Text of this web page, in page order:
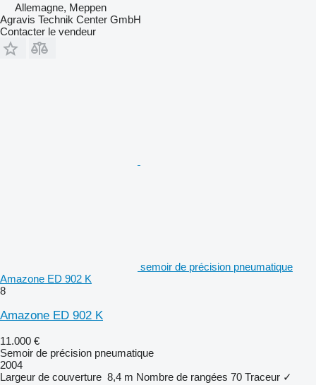
Allemagne, Meppen
Agravis Technik Center GmbH
Contacter le vendeur
semoir de précision pneumatique
Amazone ED 902 K
8
Amazone ED 902 K
11.000 €
Semoir de précision pneumatique
2004
Largeur de couverture 8,4 m Nombre de rangées 70 Traceur ✓